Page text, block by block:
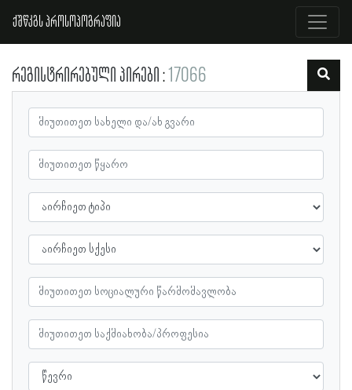
ქშწკგს პროსოპოგრაფია
რეგისტრირებული პირები 17066